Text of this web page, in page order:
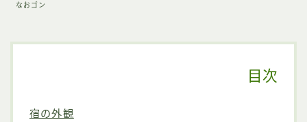
なおゴン
目次
宿の外観